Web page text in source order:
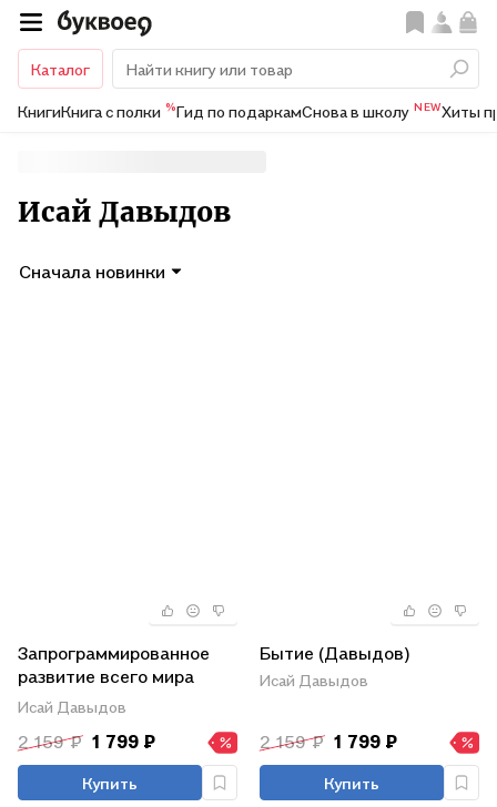
Каталог
КнигиКнига с полки %Гид по подаркамСнова в школу NEWХиты
Исай Давыдов
Сначала новинки
Запрограммированное
развитие всего мира
Nomogenesis (Давыдов)
Исай Давыдов
2 159 ₽ 1 799 ₽
Купить
Бытие (Давыдов)
Исай Давыдов
2 159 ₽ 1 799 ₽
Купить